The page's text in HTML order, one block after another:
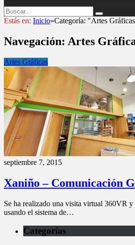
Estás en: Inicio»Categoría: "Artes
Navegación: Artes
Artes Gráficas
septiembre 7, 2015
Xaniño – Comunicación
Se ha realizado una visita virtual 360VR
usando el sistema de…
Categorías